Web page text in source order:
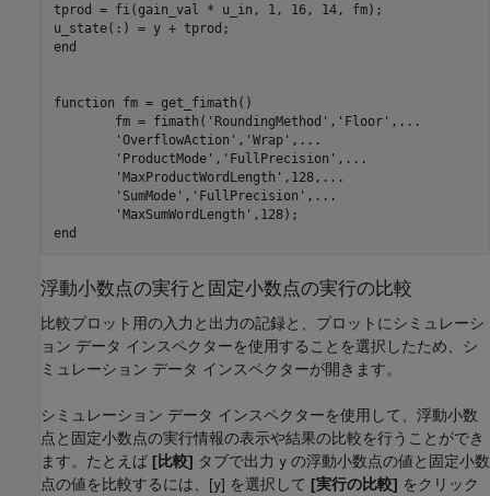
tprod = fi(gain_val * u_in, 1, 16, 14, fm);
u_state(:) = y + tprod;
end
function fm = get_fimath()
        'OverflowAction','Wrap',...
        'ProductMode','FullPrecision',...
        'MaxProductWordLength',128,...
        'SumMode','FullPrecision',...
        'MaxSumWordLength',128);
浮動小数点の実行と固定小数点の実行の比較
比較プロット用の入力と出力の記録と、プロットにシミュレーシ
ョン データ インスペクターを使用することを選択したため、シ
ミュレーション データ インスペクターが開きます。
シミュレーション データ インスペクターを使用して、浮動小数
点と固定小数点の実行情報の表示や結果の比較を行うことができ
ます。たとえば [比較] タブで出力 y の浮動小数点の値と固定小数
点の値を比較するには、[y] を選択して [実行の比較] をクリック